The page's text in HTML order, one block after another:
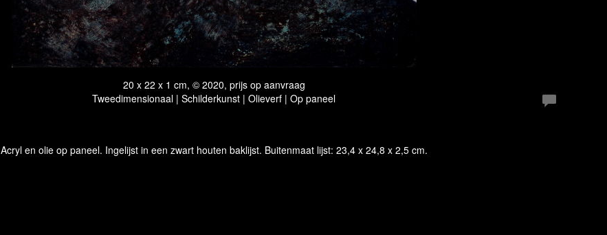
20 x 22 x 1 cm, © 2020, prijs op aanvraag
Tweedimensionaal | Schilderkunst | Olieverf | Op paneel
Acryl en olie op paneel. Ingelijst in een zwart houten baklijst. Buitenmaat lijst: 23,4 x 24,8 x 2,5 cm.